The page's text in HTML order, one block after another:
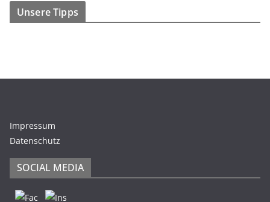
Unsere Tipps
Impressum
Datenschutz
SOCIAL MEDIA